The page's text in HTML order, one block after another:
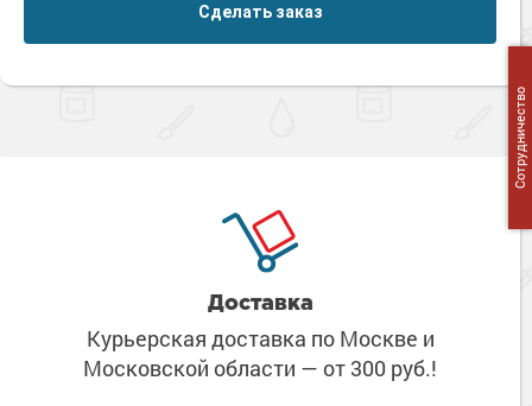
Сделать заказ
Доставка
Курьерская доставка по Москве и
Московской области — от 300 руб.!
Сотрудничество